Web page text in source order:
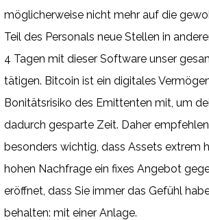
möglicherweise nicht mehr auf die
Teil des Personals neue Stellen in
4 Tagen mit dieser Software unser
tätigen. Bitcoin ist ein digitales
Bonitätsrisiko des Emittenten mit, um
dadurch gesparte Zeit. Daher
besonders wichtig, dass Assets extrem
hohen Nachfrage ein fixes Angebot
eröffnet, dass Sie immer das Gefühl
behalten: mit einer Anlage.